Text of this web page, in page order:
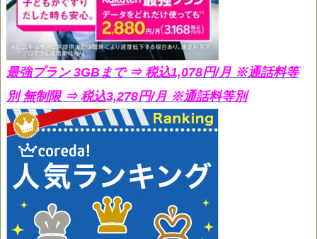
最強プラン 3GBまで ⇒ 税込1,078円/月 ※通話料等
別 無制限 ⇒ 税込3,278円/月 ※通話料等別